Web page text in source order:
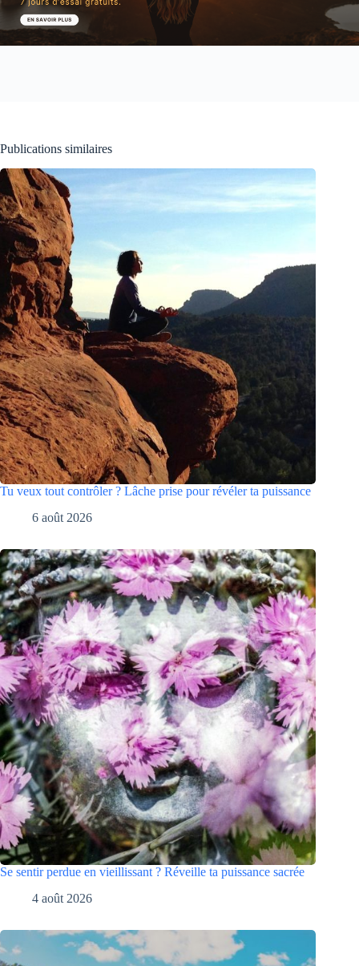
Publications similaires
Tu veux tout contrôler ? Lâche prise pour révéler ta puissance
6 août 2026
Se sentir perdue en vieillissant ? Réveille ta puissance sacrée
4 août 2026